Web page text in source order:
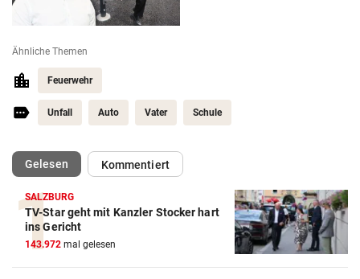
Ähnliche Themen
Feuerwehr
Unfall Auto Vater Schule
Gelesen(ausgewählt)Kommentiert
SALZBURG
TV-Star geht mit Kanzler Stocker hart
ins Gericht
143.972 mal gelesen